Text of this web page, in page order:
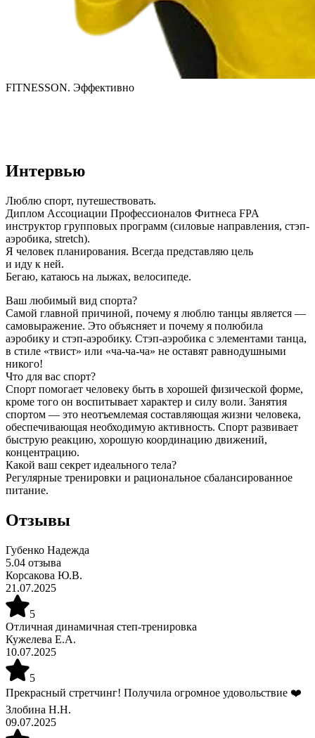
FITNESSON. Эффективно
Интервью
Люблю спорт, путешествовать.
Диплом Ассоциации Профессионалов Фитнеса FPA
инструктор групповых программ (силовые направления, стэп-
аэробика, stretch).
Я человек планирования. Всегда представляю цель
и иду к ней.
Бегаю, катаюсь на лыжах, велосипеде.
Ваш любимый вид спорта?
Самой главной причиной, почему я люблю танцы является —
самовыражение. Это объясняет и почему я полюбила
аэробику и стэп-аэробику. Стэп-аэробика с элементами танца,
в стиле «твист» или «ча-ча-ча» не оставят равнодушными
никого!
Что для вас спорт?
Спорт помогает человеку быть в хорошей физической форме,
кроме того он воспитывает характер и силу воли. Занятия
спортом — это неотъемлемая составляющая жизни человека,
обеспечивающая необходимую активность. Спорт развивает
быструю реакцию, хорошую координацию движений,
концентрацию.
Какой ваш секрет идеального тела?
Регулярные тренировки и рациональное сбалансированное
питание.
Отзывы
Губенко Надежда
5.04 отзыва
Корсакова Ю.В.
21.07.2025
5
Отличная динамичная степ-тренировка
Кужелева Е.А.
10.07.2025
5
Прекрасный стретчинг! Получила огромное удовольствие ❤️
Злобина Н.Н.
09.07.2025